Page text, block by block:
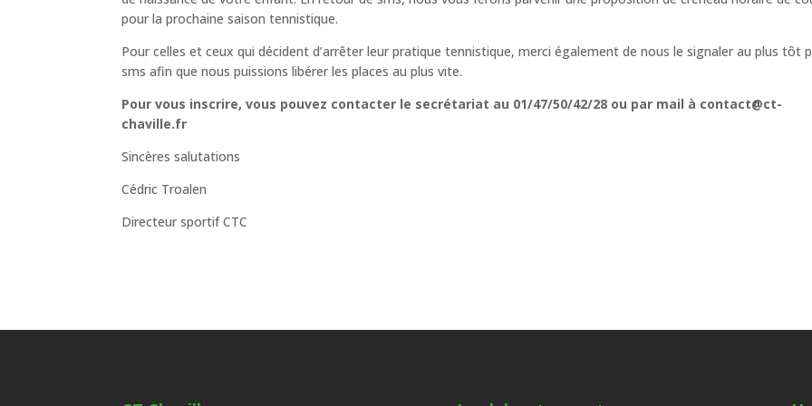
pour la prochaine saison tennistique.
Pour celles et ceux qui décident d’arrêter leur pratique tennistique, merci également de nous le signaler au plus tôt
sms afin que nous puissions libérer les places au plus vite.
Pour vous inscrire, vous pouvez contacter le secrétariat au 01/47/50/42/28 ou par mail à contact@ct-
chaville.fr
Sincères salutations
Cédric Troalen
Directeur sportif CTC